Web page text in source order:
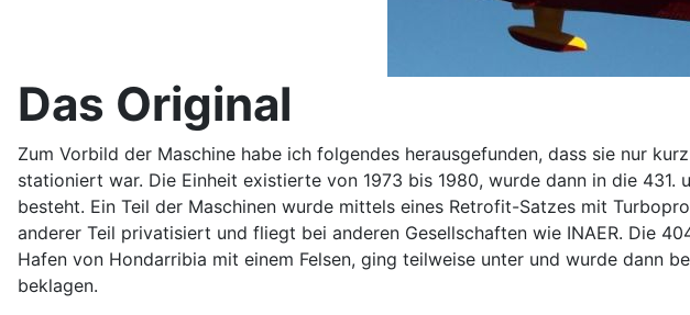
Das Original
Zum Vorbild der Maschine habe ich folgendes herausgefunden, dass sie nur
stationiert war. Die Einheit existierte von 1973 bis 1980, wurde dann in die
besteht. Ein Teil der Maschinen wurde mittels eines Retrofit-Satzes mit
anderer Teil privatisiert und fliegt bei anderen Gesellschaften wie INAER. Die
Hafen von Hondarribia mit einem Felsen, ging teilweise unter und wurde dann
beklagen.